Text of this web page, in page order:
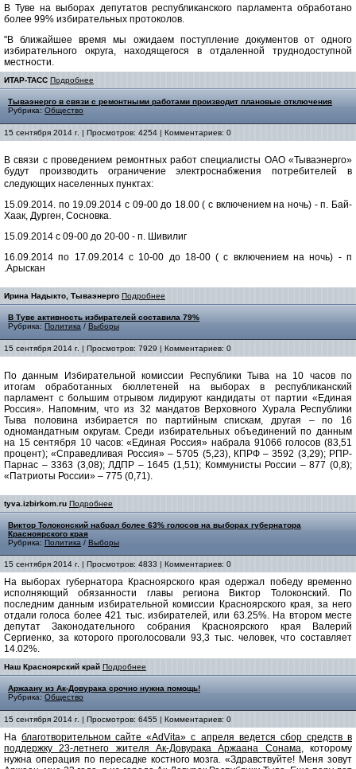
В Туве на выборах депутатов республиканского парламента обработано
более 99% избирательных протоколов.
"В ближайшее время мы ожидаем поступление документов от одного
избирательного округа, находящегося в отдаленной труднодоступной
местности.
ИТАР-ТАСС Подробнее
Тываэнерго в связи с ремонтными работами производит плановые отключения
Рубрика: Общество
15 сентября 2014 г. | Просмотров: 4254 | Комментариев: 0
В связи с проведением ремонтных работ специалисты ОАО «Тываэнерго»
будут производить ограничение электроснабжения потребителей в
следующих населенных пунктах:
15.09.2014. по 19.09.2014 с 09-00 до 18.00 ( с включением на ночь) - п. Бай-
Хаак, Дурген, Сосновка.
15.09.2014 с 09-00 до 20-00 - п. Шивилиг
16.09.2014 по 17.09.2014 с 10-00 до 18-00 ( с включением на ночь) - п
.Арыскан
Ирина Надыкто, Тываэнерго Подробнее
В Туве активность избирателей составила 79%
Рубрика: Политика / Выборы
15 сентября 2014 г. | Просмотров: 7929 | Комментариев: 0
По данным Избирательной комиссии Республики Тыва на 10 часов по
итогам обработанных бюллетеней на выборах в республиканский
парламент с большим отрывом лидируют кандидаты от партии «Единая
Россия». Напомним, что из 32 мандатов Верховного Хурала Республики
Тыва половина избирается по партийным спискам, другая – по 16
одномандатным округам. Среди избирательных объединений по данным
на 15 сентября 10 часов: «Единая Россия» набрала 91066 голосов (83,51
процент); «Справедливая Россия» – 5705 (5,23), КПРФ – 3592 (3,29); РПР-
Парнас – 3363 (3,08); ЛДПР – 1645 (1,51); Коммунисты России – 877 (0,8);
«Патриоты России» – 775 (0,71).
tyva.izbirkom.ru Подробнее
Виктор Толоконский набрал более 63% голосов на выборах губернатора
Красноярского края
Рубрика: Политика / Выборы
15 сентября 2014 г. | Просмотров: 4833 | Комментариев: 0
На выборах губернатора Красноярского края одержал победу временно
исполняющий обязанности главы региона Виктор Толоконский. По
последним данным избирательной комиссии Красноярского края, за него
отдали голоса более 421 тыс. избирателей, или 63.25%. На втором месте
депутат Законодательного собрания Красноярского края Валерий
Сергиенко, за которого проголосовали 93,3 тыс. человек, что составляет
14.02%.
Наш Красноярский край Подробнее
Аржаану из Ак-Довурака срочно нужна помощь!
Рубрика: Общество
15 сентября 2014 г. | Просмотров: 6455 | Комментариев: 0
Наблаготворительном сайте «AdVita» с апреля ведется сбор средств в
поддержку 23-летнего жителя Ак-Довурака Аржаана Сонама, которому
нужна операция по пересадке костного мозга. «Здравствуйте! Меня зовут